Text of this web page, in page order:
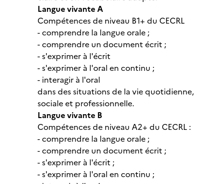
Langue vivante A
Compétences de niveau B1+ du CECRL
- comprendre la langue orale ;
- comprendre un document écrit ;
- s'exprimer à l'écrit
- s'exprimer à l'oral en continu ;
- interagir à l'oral
dans des situations de la vie quotidienne,
sociale et professionnelle.
Langue vivante B
Compétences de niveau A2+ du CECRL :
- comprendre la langue orale ;
- comprendre un document écrit ;
- s'exprimer à l'écrit ;
- s'exprimer à l'oral en continu ;